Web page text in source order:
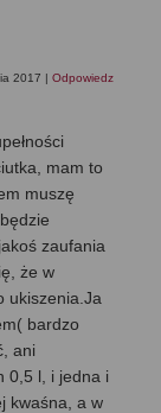
2017 | Odpowiedz
mam to
muszę
zaufania
że w
ukiszenia.Ja
bardzo
ani
0,5 l, i jedna i
kwaśna, a w